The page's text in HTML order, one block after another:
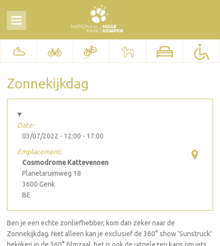
Zonnekijkdag
Date:
03/07/2022 - 12:00 - 17:00
Emplacement:
Cosmodrome Kattevennen
Planetaruimweg 18
3600 Genk
BE
Ben je een echte zonliefhebber, kom dan zeker naar de
Zonnekijkdag. Niet alleen kan je exclusief de 360° show 'Sunstruck'